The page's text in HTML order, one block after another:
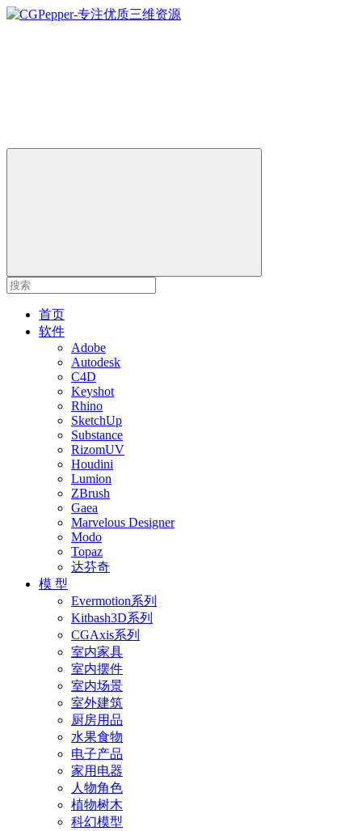
首页
软件
Adobe
Autodesk
C4D
Keyshot
Rhino
SketchUp
Substance
RizomUV
Houdini
Lumion
ZBrush
Gaea
Marvelous Designer
Modo
Topaz
达芬奇
模 型
Evermotion系列
Kitbash3D系列
CGAxis系列
室内家具
室内摆件
室内场景
室外建筑
厨房用品
水果食物
电子产品
家用电器
人物角色
植物树木
科幻模型